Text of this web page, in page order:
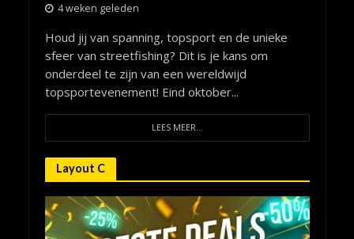
4 weken geleden
Houd jij van spanning, topsport en de unieke
sfeer van streetfishing? Dit is je kans om
onderdeel te zijn van een wereldwijd
topsportevenement! Eind oktober...
LEES MEER...
Layout C